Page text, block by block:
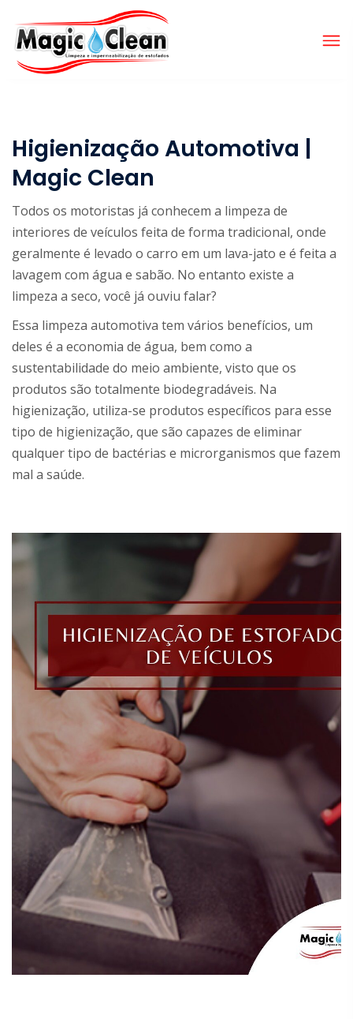
Higienização Automotiva |
Magic Clean
Todos os motoristas já conhecem a limpeza de
interiores de veículos feita de forma tradicional, onde
geralmente é levado o carro em um lava-jato e é feita a
lavagem com água e sabão. No entanto existe a
limpeza a seco, você já ouviu falar?
Essa limpeza automotiva tem vários benefícios, um
deles é a economia de água, bem como a
sustentabilidade do meio ambiente, visto que os
produtos são totalmente biodegradáveis. Na
higienização, utiliza-se produtos específicos para esse
tipo de higienização, que são capazes de eliminar
qualquer tipo de bactérias e microrganismos que fazem
mal a saúde.